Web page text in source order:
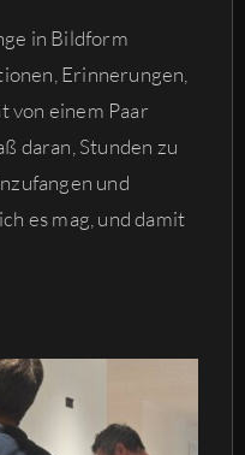
in Bildform
Erinnerungen,
von einem Paar
daran, Stunden zu
und
es mag, und damit